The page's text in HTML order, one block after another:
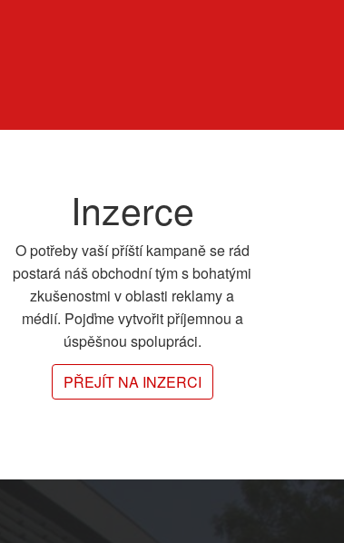
Inzerce
O potřeby vaší příští kampaně se rád
postará náš obchodní tým s bohatými
zkušenostmi v oblasti reklamy a
médií. Pojďme vytvořit příjemnou a
úspěšnou spolupráci.
PŘEJÍT NA INZERCI